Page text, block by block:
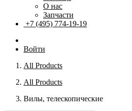
О нас
Запчасти
+7 (495) 774-19-19
Войти
All Products
All Products
Вилы, телескопические